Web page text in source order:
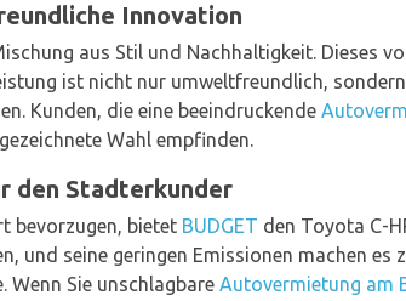
Innovation
aus Stil und Nachhaltigkeit. Dieses
ist nicht nur umweltfreundlich,
Kunden, die eine beeindruckende
Wahl empfinden.
den Stadterkunder
bevorzugen, bietet BUDGET den Toyota C-
und seine geringen Emissionen machen es
Sie unschlagbare Autovermietung am